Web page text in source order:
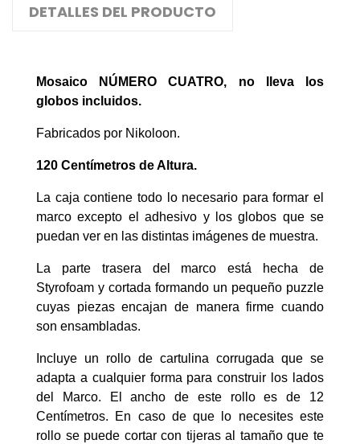
DETALLES DEL PRODUCTO
Mosaico NÚMERO CUATRO, no lleva los
globos incluidos.
Fabricados por Nikoloon.
120 Centímetros de Altura.
La caja contiene todo lo necesario para formar el
marco excepto el adhesivo y los globos que se
puedan ver en las distintas imágenes de muestra.
La parte trasera del marco está hecha de
Styrofoam y cortada formando un pequeño puzzle
cuyas piezas encajan de manera firme cuando
son ensambladas.
Incluye un rollo de cartulina corrugada que se
adapta a cualquier forma para construir los lados
del Marco. El ancho de este rollo es de 12
Centímetros. En caso de que lo necesites este
rollo se puede cortar con tijeras al tamaño que te